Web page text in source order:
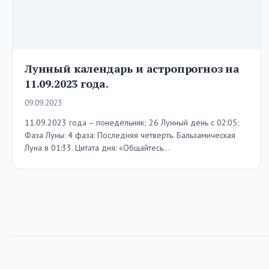
Лунный календарь и астропрогноз на
11.09.2023 года.
09.09.2023
11.09.2023 года – понедельник; 26 Лунный день с 02:05;
Фаза Луны: 4 фаза: Последняя четверть. Бальзамическая
Луна в 01:33. Цитата дня: «Общайтесь…